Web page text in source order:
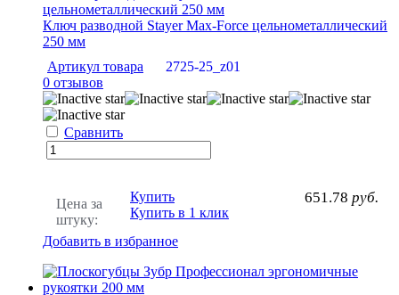
Ключ разводной Stayer Max-Force цельнометаллический
250 мм
Артикул товара
2725-25_z01
0 отзывов
Сравнить
Цена за
штуку:
651.78 руб.
Купить
Купить в 1 клик
Добавить в избранное